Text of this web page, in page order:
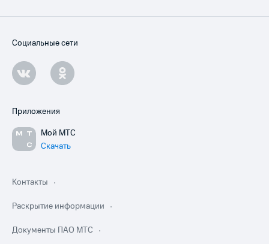
Социальные сети
Приложения
Мой МТС
Скачать
Контакты
Раскрытие информации
Документы ПАО МТС